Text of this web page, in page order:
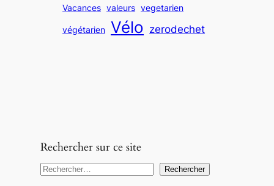
Vacances valeurs vegetarien
végétarien Vélo zerodechet
Rechercher sur ce site
R
Rechercher